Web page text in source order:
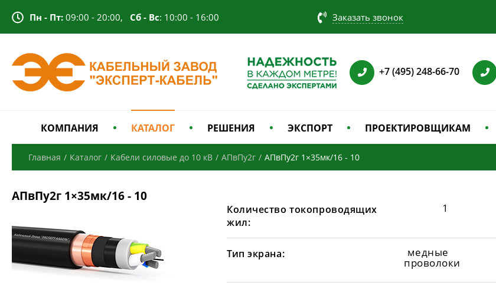
Пн - Пт: 09:00 - 20:00, Сб - Вс: 10:00 - 16:00 Заказать звонок
+7 (495) 248-66-70
КОМПАНИЯ КАТАЛОГ РЕШЕНИЯ ЭКСПОРТ ПРОЕКТИРОВЩИКАМ
Главная / Каталог / Кабели силовые до 10 кВ / АПвПу2г / АПвПу2г 1×35мк/16 - 10
АПвПу2г 1×35мк/16 - 10
Количество токопроводящих
жил:
1
Тип экрана: медные
проволоки